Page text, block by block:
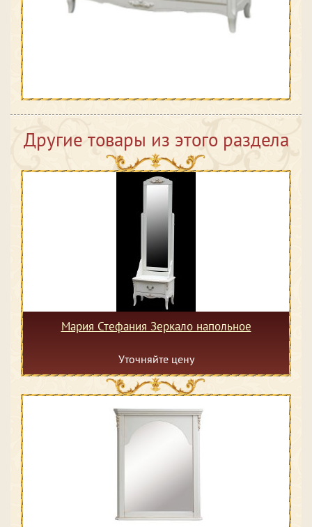
Другие товары из этого раздела
Мария Стефания Зеркало напольное
Уточняйте цену